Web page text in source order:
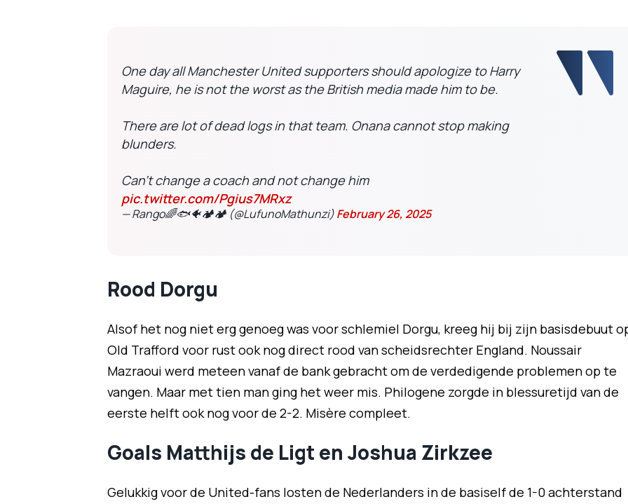
One day all Manchester United supporters should apologize to Harry
Maguire, he is not the worst as the British media made him to be.
There are lot of dead logs in that team. Onana cannot stop making
blunders.
Can't change a coach and not change him
pic.twitter.com/Pgius7MRxz
— Rango🌈🐟🐠🏕🏕 (@LufunoMathunzi)February 26, 2025
Rood Dorgu
Alsof het nog niet erg genoeg was voor schlemiel Dorgu, kreeg hij bij zijn basisdebuut
Old Trafford voor rust ook nog direct rood van scheidsrechter England. Noussair
Mazraoui werd meteen vanaf de bank gebracht om de verdedigende problemen op te
vangen. Maar met tien man ging het weer mis. Philogene zorgde in blessuretijd van de
eerste helft ook nog voor de 2-2. Misère compleet.
Goals Matthijs de Ligt en Joshua Zirkzee
Gelukkig voor de United-fans losten de Nederlanders in de basiself de 1-0 achterstand